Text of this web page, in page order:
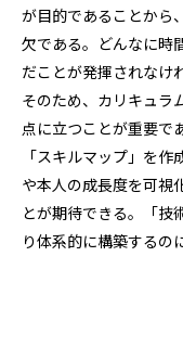
が目的であることから
欠である。どんなに時
だことが発揮されなけ
そのため、カリキュラ
点に立つことが重要で
「スキルマップ」を
や本人の成長度を可視
とが期待できる。「技
り体系的に構築するの